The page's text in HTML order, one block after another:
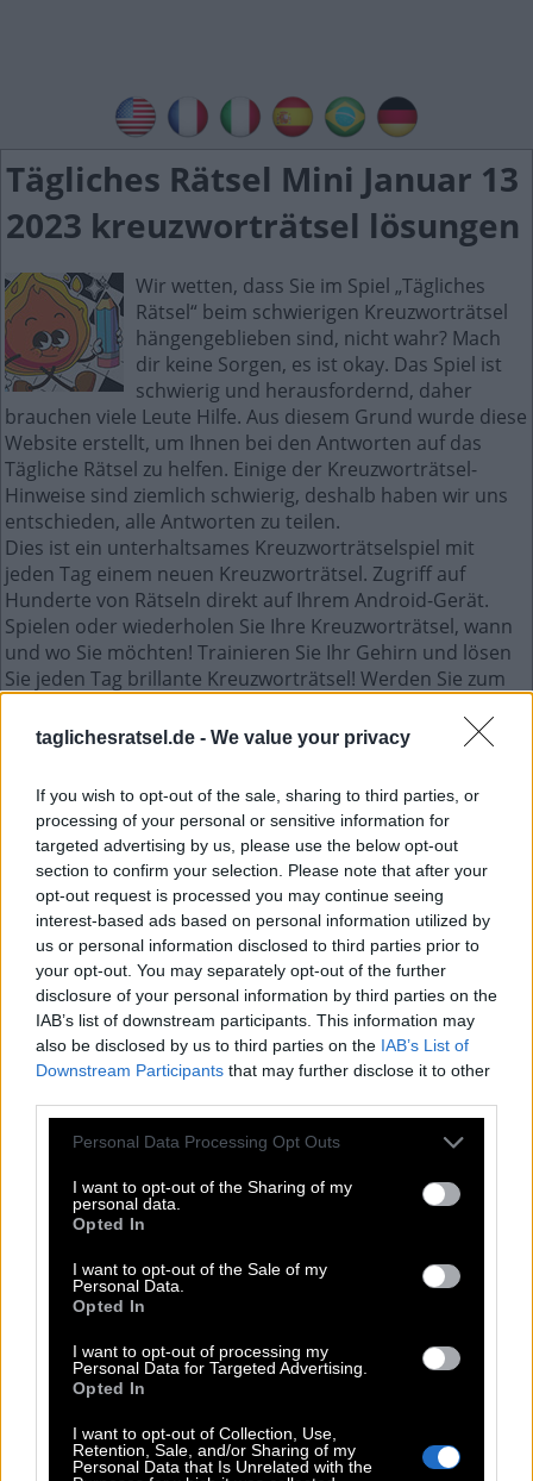
taglichesratsel.de - We value your privacy
If you wish to opt-out of the sale, sharing to third parties, or
processing of your personal or sensitive information for
targeted advertising by us, please use the below opt-out
section to confirm your selection. Please note that after your
opt-out request is processed you may continue seeing
interest-based ads based on personal information utilized by
us or personal information disclosed to third parties prior to
your opt-out. You may separately opt-out of the further
disclosure of your personal information by third parties on the
IAB’s list of downstream participants. This information may
also be disclosed by us to third parties on the IAB’s List of
Downstream Participants that may further disclose it to other
Personal Data Processing Opt Outs
I want to opt-out of the Sharing of my
personal data.
Opted In
I want to opt-out of the Sale of my
Personal Data.
Opted In
I want to opt-out of processing my
Personal Data for Targeted Advertising.
Opted In
I want to opt-out of Collection, Use,
Retention, Sale, and/or Sharing of my
Personal Data that Is Unrelated with the
Tägliches Rätsel Mini Januar 13
2023 kreuzworträtsel lösungen
Wir wetten, dass Sie im Spiel „Tägliches
Rätsel“ beim schwierigen Kreuzworträtsel
hängengeblieben sind, nicht wahr? Mach
dir keine Sorgen, es ist okay. Das Spiel ist
schwierig und herausfordernd, daher
brauchen viele Leute Hilfe. Aus diesem Grund wurde diese
Website erstellt, um Ihnen bei den Antworten auf das
Tägliche Rätsel zu helfen. Einige der Kreuzworträtsel-
Hinweise sind ziemlich schwierig, deshalb haben wir uns
entschieden, alle Antworten zu teilen.
Dies ist ein unterhaltsames Kreuzworträtselspiel mit
jeden Tag einem neuen Kreuzworträtsel. Zugriff auf
Hunderte von Rätseln direkt auf Ihrem Android-Gerät.
Spielen oder wiederholen Sie Ihre Kreuzworträtsel, wann
und wo Sie möchten! Trainieren Sie Ihr Gehirn und lösen
Sie jeden Tag brillante Kreuzworträtsel! Werden Sie zum
Menge Spaß – und das alles kostenlos!
Mini Januar 13 2023 kreuzworträtsel
G I B
S
L
A U R
A
I
N N E
N
T E I
E
S S T
Steiler Bergpfad:
S
T E I
G
L I S
E
Haut rein und __ so viel Pfannkuchen wie ihr könnt
S S
T
Das Gegenteil von außen:
Umgangssprache innerhalb einer Gruppe